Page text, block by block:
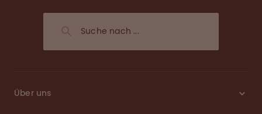
Über uns